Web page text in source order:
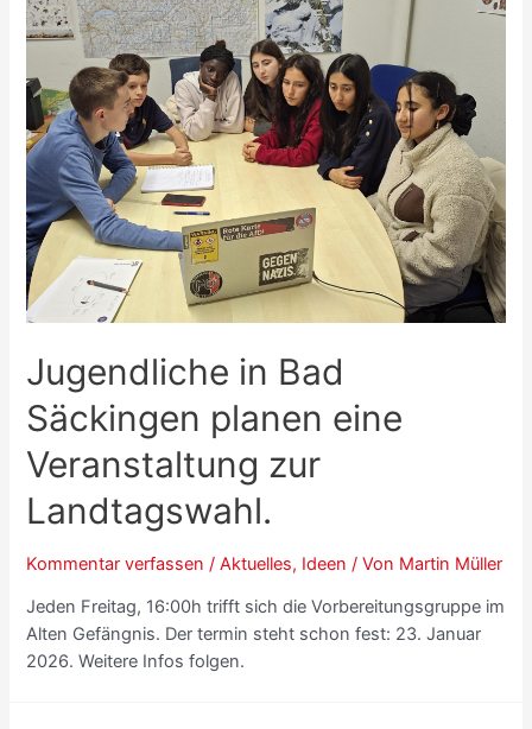
Jugendliche in Bad
Säckingen planen eine
Veranstaltung zur
Landtagswahl.
Kommentar verfassen /Aktuelles, Ideen / Von Martin Müller
Jeden Freitag, 16:00h trifft sich die Vorbereitungsgruppe im
Alten Gefängnis. Der termin steht schon fest: 23. Januar
2026. Weitere Infos folgen.